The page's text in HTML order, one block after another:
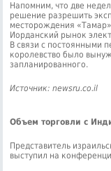
Напомним, что две
решение разрешить
месторождения
Иорданский рынок
В связи с постоянными
королевство было
запланированного.
Источник: newsru.co.il
Объем торговли с
Представитель
выступил на